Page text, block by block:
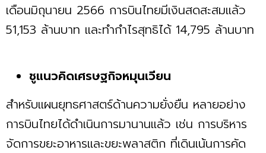
เดือนมิถุนายน 2566 การบินไทยมีเงินสดสะสมแล้ว
51,153 ล้านบาท และทำกำไรสุทธิได้ 14,795 ล้านบาท
ชูแนวคิดเศรษฐกิจหมุนเวียน
สำหรับแผนยุทธศาสตร์ด้านความยั่งยืน หลายอย่าง
การบินไทยได้ดำเนินการมานานแล้ว เช่น การบริหาร
จัดการขยะอาหารและขยะพลาสติก ที่เดินเน้นการคัด